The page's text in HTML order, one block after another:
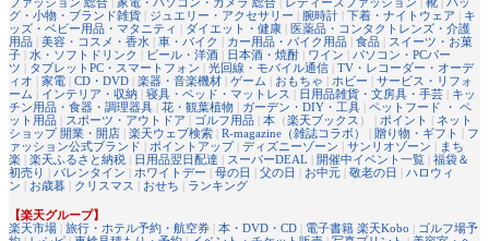
グ・小物・ブランド雑貨 | ジュエリー・アクセサリー | 腕時計 | 下着・ナイトウェア | キ
ッズ・ベビー用品・マタニティ | ダイエット・健康 | 医薬品・コンタクトレンズ・介護
用品 | 美容・コスメ・香水 | 車・バイク | カー用品・バイク用品 | 食品 | スイーツ・お菓
子 | 水・ソフトドリンク | ビール・洋酒 | 日本酒・焼酎 | ワイン | パソコン・PCパー
ツ | タブレットPC・スマートフォン | 光回線・モバイル通信 | TV・レコーダー・オーデ
ィオ | 家電 | CD・DVD | 楽器・音楽機材 | ゲーム | おもちゃ | ホビー | サービス・リフォ
ーム | インテリア・収納 | 寝具・ベッド・マットレス | 日用品雑貨・文房具・手芸 | キッ
チン用品・食器・調理器具 | 花・観葉植物 | ガーデン・DIY・工具 | ペットフード ・ ペ
ット用品 | スポーツ・アウトドア | ゴルフ用品 | 本 （楽天ブックス ） | ポイント | ネット
ショップ 開業・開店 | 楽天ウェブ検索 | R-magazine（雑誌コラボ） | 贈り物・ギフト | フ
ァッション公式ブランド | ポイントアップ| ディズニーゾーン | サンリオゾーン | まち
楽 | 楽天ふるさと納税 | 日用品翌日配達 | スーパーDEAL | 開催中イベント一覧 | 福袋＆
初売り | バレンタイン | ホワイトデー | 母の日 | 父の日 | お中元 | 敬老の日 | ハロウィ
ン | お歳暮 | クリスマス | おせち | ランキング
【楽天グループ】
楽天市場 | 旅行・ホテル予約・航空券 | 本・DVD・CD | 電子書籍 楽天Kobo | ゴルフ場予